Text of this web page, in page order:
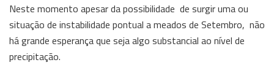
Neste momento apesar da possibilidade de surgir uma ou
situação de instabilidade pontual a meados de Setembro, não
há grande esperança que seja algo substancial ao nível de
precipitação.